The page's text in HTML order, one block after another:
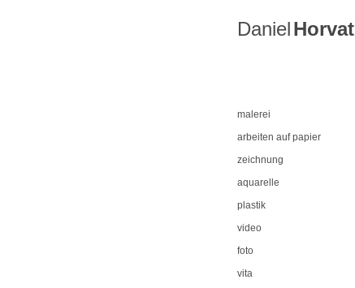
DanielHorvat
malerei
arbeiten auf papier
zeichnung
aquarelle
plastik
video
foto
vita